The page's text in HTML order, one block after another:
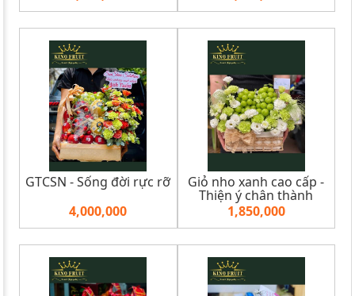
GTCSN - Sống đời rực rỡ
4,000,000
Giỏ nho xanh cao cấp -
Thiện ý chân thành
1,850,000